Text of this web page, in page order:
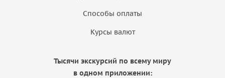
Способы оплаты
Курсы валют
Тысячи экскурсий по всему миру
в одном приложении: